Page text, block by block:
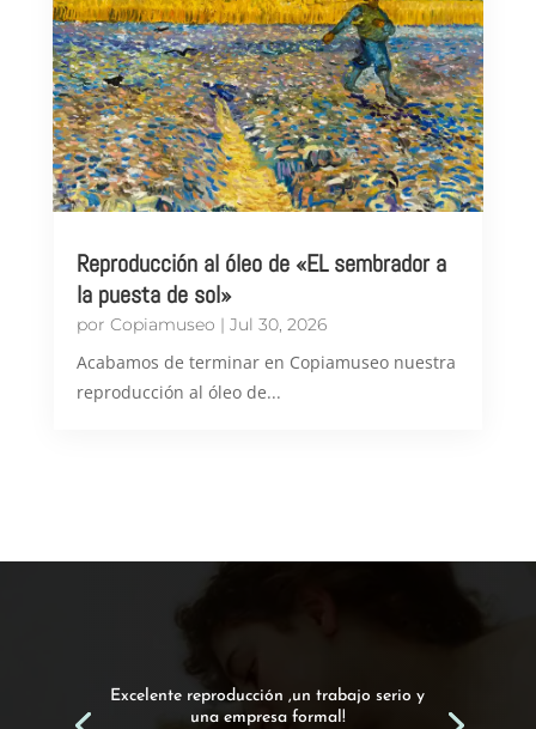
Reproducción al óleo de «EL sembrador a
la puesta de sol»
por Copiamuseo | Jul 30, 2026
Acabamos de terminar en Copiamuseo nuestra
reproducción al óleo de...
Excelente reproducción ,un trabajo serio y
una empresa formal!